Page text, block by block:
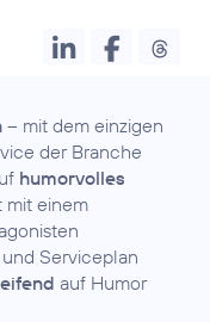
– mit dem einzigen
der Branche
humorvolles
mit einem
und Serviceplan
auf Humor